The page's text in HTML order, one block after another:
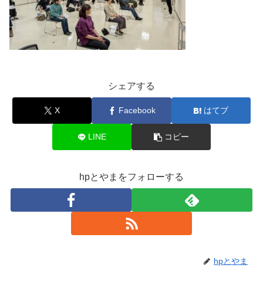
シェアする
X Facebook はてブ
LINE コピー
hpとやまをフォローする
hpとやま